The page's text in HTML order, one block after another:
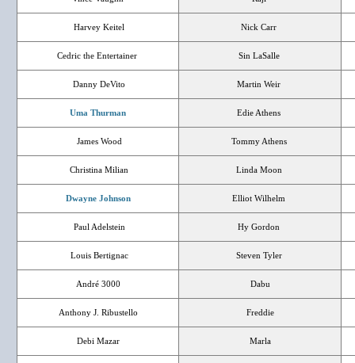
Harvey Keitel Nick Carr
Cedric the Entertainer Sin LaSalle
Danny DeVito Martin Weir
Uma Thurman Edie Athens
James Wood Tommy Athens
Christina Milian Linda Moon
Dwayne Johnson Elliot Wilhelm
Paul Adelstein Hy Gordon
Louis Bertignac Steven Tyler
André 3000 Dabu
Anthony J. Ribustello Freddie
Debi Mazar Marla